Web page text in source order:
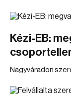
Kézi-EB:
Nagyváradon